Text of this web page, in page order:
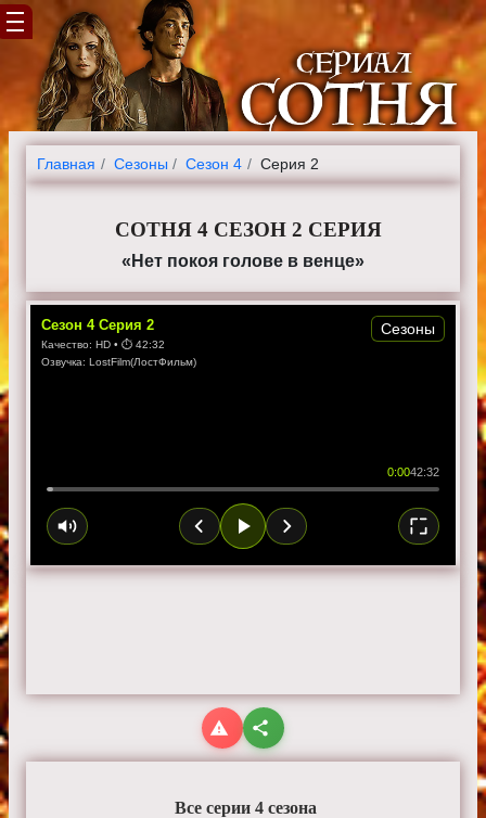
Главная Cезоны Сезон 4 Серия 2
СОТНЯ 4 СЕЗОН 2 СЕРИЯ
«Нет покоя голове в венце»
Сезон 4 Серия 2
Качество: HD • ⏱ 42:32
Озвучка: LostFilm(ЛостФильм)
0:0042:32
Сезоны
Все серии 4 сезона